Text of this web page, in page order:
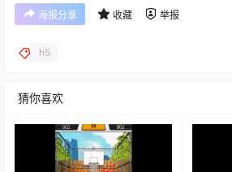
海报分享 收藏 举报
h5
猜你喜欢